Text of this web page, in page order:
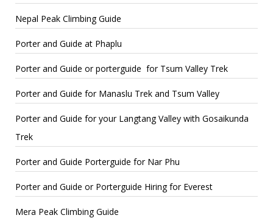
Nepal Peak Climbing Guide
Porter and Guide at Phaplu
Porter and Guide or porterguide for Tsum Valley Trek
Porter and Guide for Manaslu Trek and Tsum Valley
Porter and Guide for your Langtang Valley with Gosaikunda
Trek
Porter and Guide Porterguide for Nar Phu
Porter and Guide or Porterguide Hiring for Everest
Mera Peak Climbing Guide